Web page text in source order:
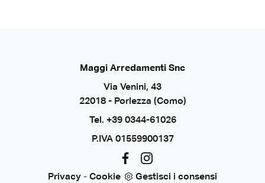
Maggi Arredamenti Snc
Via Venini, 43
22018 - Porlezza (Como)
Tel. +39 0344-61026
P.IVA 01559900137
Privacy - Cookie Gestisci i consensi